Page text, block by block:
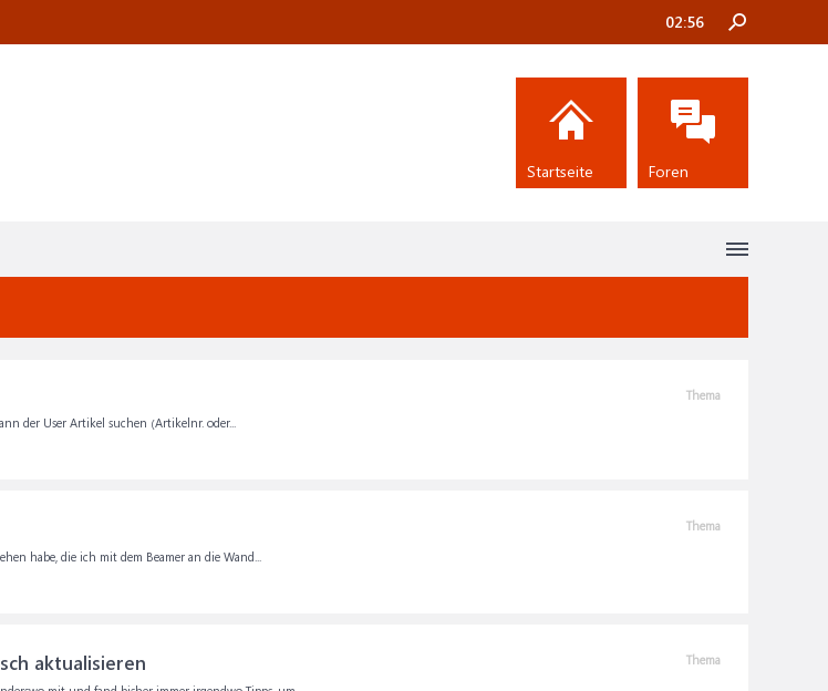
Thema
der User Artikel suchen (Artikelnr. oder...
Thema
habe, die ich mit dem Beamer an die Wand...
Thema
aktualisieren
02:56
Startseite Foren